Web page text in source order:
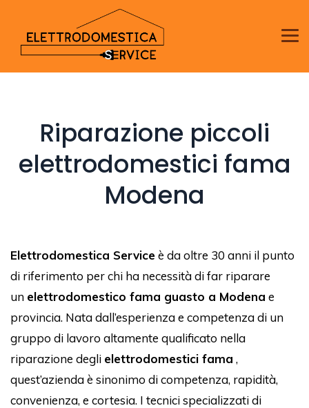
Riparazione piccoli
elettrodomestici fama
Modena
Elettrodomestica Serviceè da oltre 30 anni il punto
di riferimento per chi ha necessità di far riparare
un elettrodomestico fama guasto a Modena e
provincia. Nata dall’esperienza e competenza di un
gruppo di lavoro altamente qualificato nella
riparazione degli elettrodomestici fama ,
quest’azienda è sinonimo di competenza, rapidità,
convenienza, e cortesia. I tecnici specializzati di